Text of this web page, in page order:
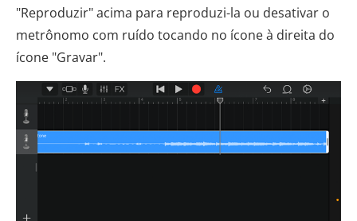
"Reproduzir" acima para reproduzi-la ou desativar o
metrônomo com ruído tocando no ícone à direita do
ícone "Gravar".